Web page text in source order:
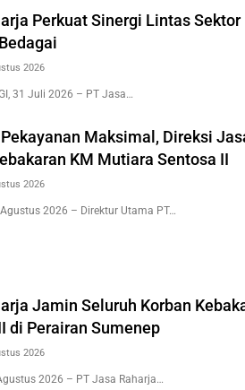
Perkuat Sinergi Lintas
2026
31 Juli 2026 – PT Jasa…
Maksimal, Direksi
KM Mutiara Sentosa II
2026
Agustus 2026 – Direktur Utama PT…
Jamin Seluruh Korban
di Perairan Sumenep
2026
2026 – PT Jasa Raharja…